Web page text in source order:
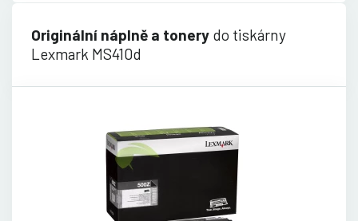
Originální náplně a tonery do tiskárny
Lexmark MS410d